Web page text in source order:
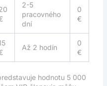
2-5
pracovného
dní
0
€
Až 2 hodín
0
€
hodnotu 5 000